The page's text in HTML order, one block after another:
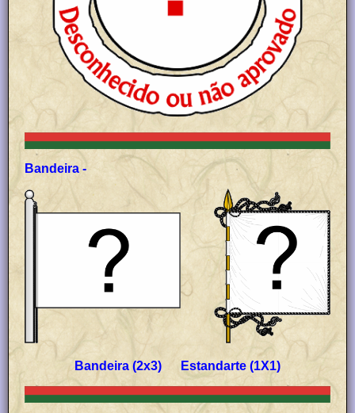
Bandeira -
Bandeira (2x3) Estandarte (1X1)